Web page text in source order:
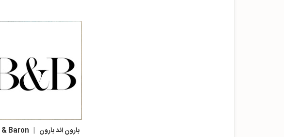
بارون اند بارون | Baron & Baron فابیان بارون | Fabien Baron